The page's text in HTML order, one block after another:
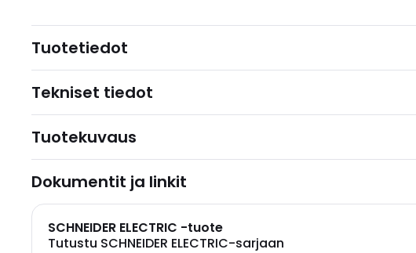
Tuotetiedot
Tekniset tiedot
Tuotekuvaus
Dokumentit ja linkit
SCHNEIDER ELECTRIC -tuote
Tutustu SCHNEIDER ELECTRIC-sarjaan